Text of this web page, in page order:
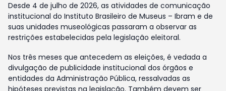
Desde 4 de julho de 2026, as atividades de comunicação
institucional do Instituto Brasileiro de Museus – Ibram e de
suas unidades museológicas passaram a observar as
restrições estabelecidas pela legislação eleitoral.
Nos três meses que antecedem as eleições, é vedada a
divulgação de publicidade institucional dos órgãos e
entidades da Administração Pública, ressalvadas as